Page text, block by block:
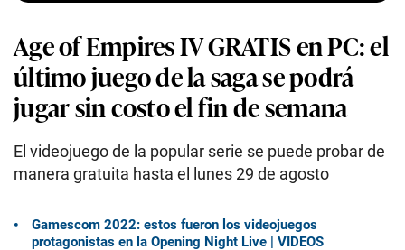
Age of Empires IV GRATIS en PC: el
último juego de la saga se podrá
jugar sin costo el fin de semana
El videojuego de la popular serie se puede probar de
manera gratuita hasta el lunes 29 de agosto
Gamescom 2022: estos fueron los videojuegos
protagonistas en la Opening Night Live | VIDEOS